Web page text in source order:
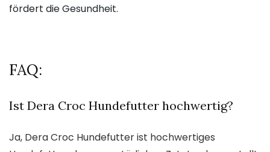
fördert die Gesundheit.
FAQ:
Ist Dera Croc Hundefutter hochwertig?
Ja, Dera Croc Hundefutter ist hochwertiges